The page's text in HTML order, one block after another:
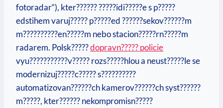
fotoradar“), kter?????? ?????idi?????e s p?????
edstihem varuj????? p?????ed ??????sekov??????m
m??????????en?????m nebo stacion?????rn?????m
radarem. Polsk?????dopravn????? policie
vyu???????????v????? rozs?????hlou a neust?????le se
modernizuj?????c????? s??????????
automatizovan??????ch kamerov??????ch syst??????
m?????, kter?????? nekompromisn?????